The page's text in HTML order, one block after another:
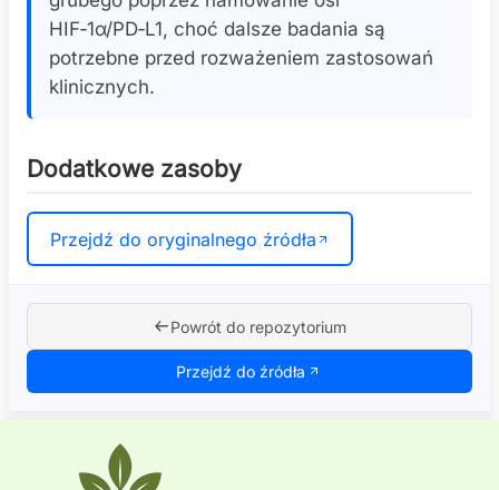
HIF‑1α/PD‑L1, choć dalsze badania są
potrzebne przed rozważeniem zastosowań
klinicznych.
Dodatkowe zasoby
Przejdź do oryginalnego źródła
Powrót do repozytorium
Przejdź do źródła